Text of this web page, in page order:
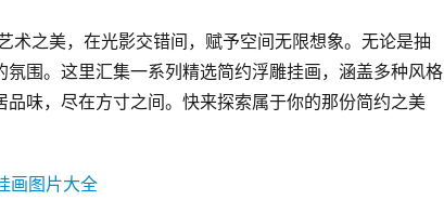
术之美，在光影交错间，赋予空间无限想象。无论是抽
围。这里汇集一系列精选简约浮雕挂画，涵盖多种风格
味，尽在方寸之间。快来探索属于你的那份简约之美